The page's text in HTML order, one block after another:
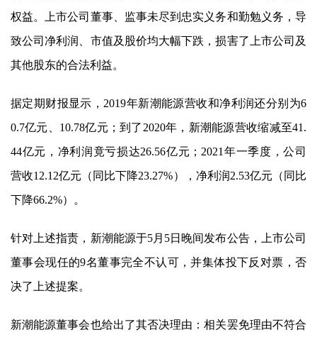
权益。上市公司董事、监事未尽到忠实义务和勤勉义务，导
致公司净利润、市值及股价均大幅下跌，损害了上市公司及
其他股东的合法利益。
据定期财报显示，2019年新潮能源营收和净利润还分别为6
0.7亿元、10.78亿元；到了2020年， 新潮能源营收缩减至41.
44亿元，净利润竟亏损达26.56亿元；2021年一季度，公司
营收12.12亿元（同比下降23.27%），净利润2.53亿元（同比
下降66.2%）。
针对上述指责， 新潮能源于5月5日晚间发布公告，上市公司
董事会现任的9名董事完全不认可，并集体投下反对票，否
决了上述提案。
新潮能源董事会也给出了其否决理由：相关罢免理由不符合